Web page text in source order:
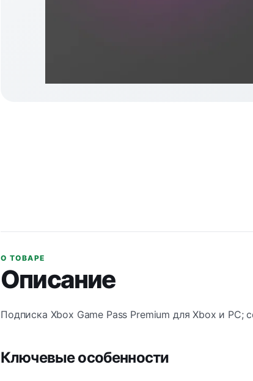
О ТОВАРЕ
Описание
Подписка Xbox Game Pass Premium для Xbox и
Ключевые особенности